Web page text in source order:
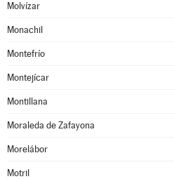
Molvízar
Monachil
Montefrío
Montejícar
Montillana
Moraleda de Zafayona
Morelábor
Motril